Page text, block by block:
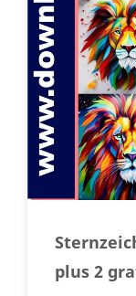
plus 2